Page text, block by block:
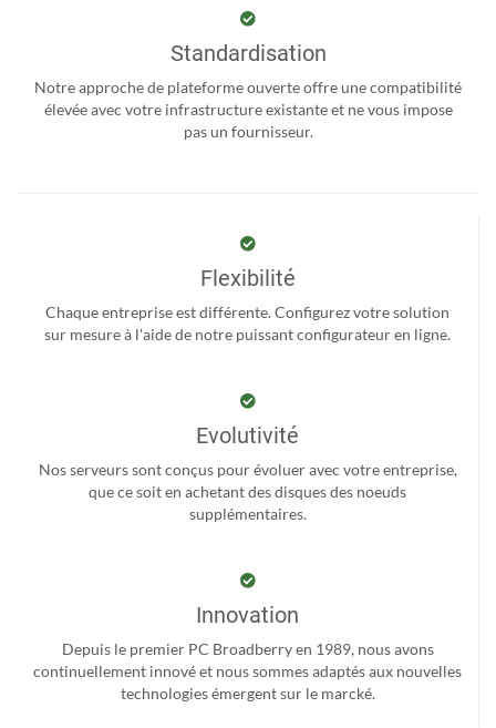
Standardisation
Notre approche de plateforme ouverte offre une compatibilité
élevée avec votre infrastructure existante et ne vous impose
pas un fournisseur.
Flexibilité
Chaque entreprise est différente. Configurez votre solution
sur mesure à l'aide de notre puissant configurateur en ligne.
Evolutivité
Nos serveurs sont conçus pour évoluer avec votre entreprise,
que ce soit en achetant des disques des noeuds
supplémentaires.
Innovation
Depuis le premier PC Broadberry en 1989, nous avons
continuellement innové et nous sommes adaptés aux nouvelles
technologies émergent sur le marcké.